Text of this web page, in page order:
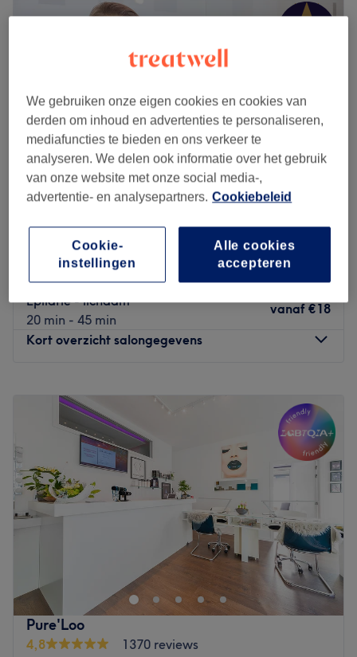
Beautique - Melsele
555 reviews
Kruibeke, Oost-Vlaanderen
Laat zien op de kaart
Epilatie - lichaam
20 min - 45 min
vanaf €18
Kort overzicht salongegevens
Dinsdag
21:00
Woensdag
18:00
Donderdag
–21:00
Vrijdag
09:00
17:00
Zaterdag
Gesloten
Zondag
Laat je even lekker verzorgd en verwend worden tijdens
een heerlijke schoonheidsbehandeling. Bij
Schoonheidssalon Beautique ben je hiervoor aan het
juiste adres. De jonge en ambitieuze
schoonheidsspecialiste Charlotte heeft haar levensdroom
van een eigen schoonheidssalon nagejaagd. Je kunt hier
onder andere terecht voor gelaatsbehandelingen,
Pure'Loo
4,8
1370 reviews
We gebruiken onze eigen cookies en cookies van
derden om inhoud en advertenties te personaliseren,
mediafuncties te bieden en ons verkeer te
analyseren. We delen ook informatie over het gebruik
van onze website met onze social media-,
advertentie- en analysepartners. Cookiebeleid
Alle cookies
accepteren
Cookie-
instellingen